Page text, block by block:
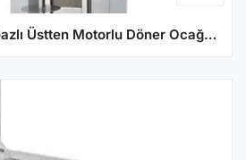
Kalitegaz 3 Gözlü Gazlı Üstten Motorlu Döner Ocağı KLG223